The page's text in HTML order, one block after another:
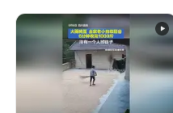
大桥这一幕，太震撼了！